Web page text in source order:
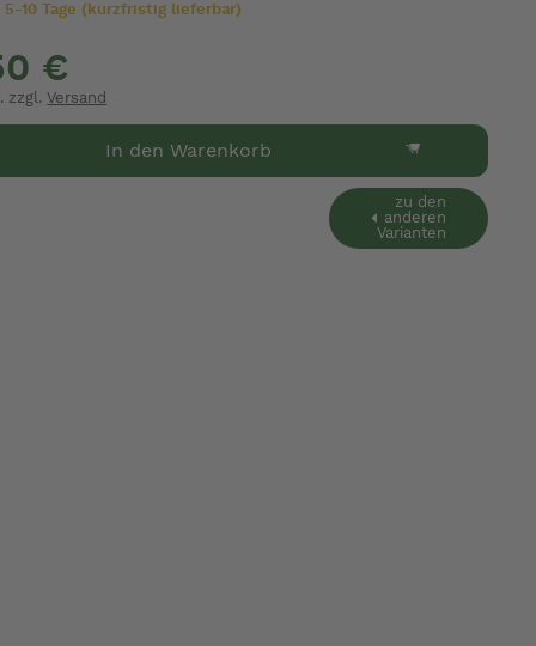
10 Tage (kurzfristig lieferbar)
€
zzgl.Versand
In den Warenkorb
zu den
anderen
Varianten